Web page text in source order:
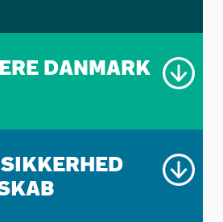
uden
DANMARK
råderum